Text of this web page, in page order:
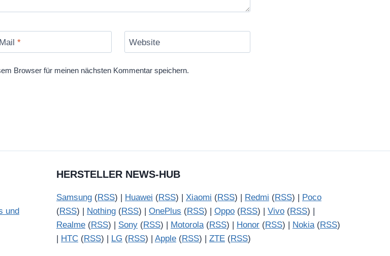
* Website
Browser für meinen nächsten Kommentar speichern.
und
HERSTELLER NEWS-HUB
Samsung (RSS) | Huawei (RSS) | Xiaomi (RSS) | Redmi (RSS) |
Poco
(RSS) | Nothing (RSS) | OnePlus (RSS) | Oppo (RSS) | Vivo (RSS) |
Realme (RSS) | Sony (RSS) | Motorola(RSS) | Honor (RSS) | Nokia(RSS)
HTC (RSS) | LG (RSS) | Apple (RSS) | ZTE (RSS)